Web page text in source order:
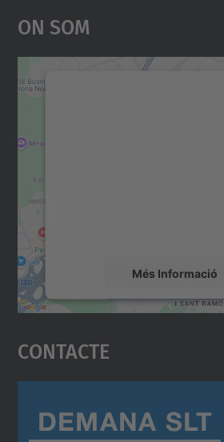
On Som
Més Informació
Accepta
powered by
Contacte